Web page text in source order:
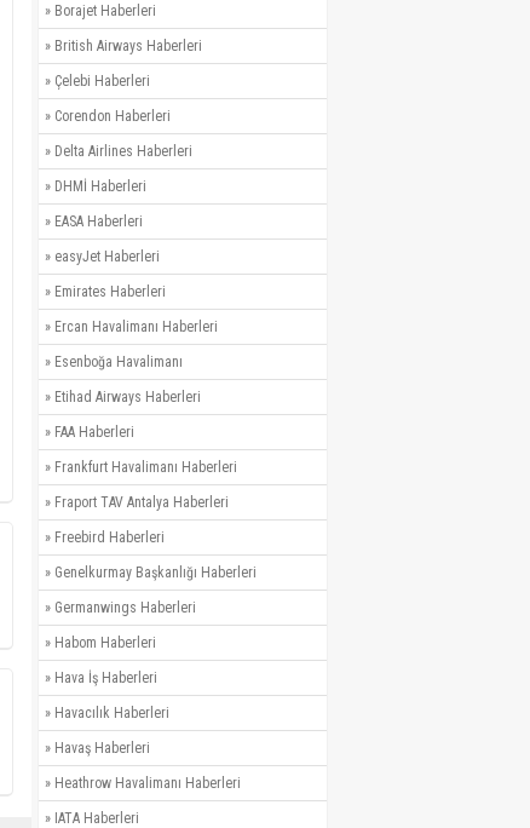
» Borajet Haberleri
» British Airways Haberleri
» Çelebi Haberleri
» Corendon Haberleri
» Delta Airlines Haberleri
» DHMİ Haberleri
» EASA Haberleri
» easyJet Haberleri
» Emirates Haberleri
» Ercan Havalimanı Haberleri
» Esenboğa Havalimanı
» Etihad Airways Haberleri
» FAA Haberleri
» Frankfurt Havalimanı Haberleri
» Fraport TAV Antalya Haberleri
» Freebird Haberleri
» Genelkurmay Başkanlığı Haberleri
» Germanwings Haberleri
» Habom Haberleri
» Hava İş Haberleri
» Havacılık Haberleri
» Havaş Haberleri
» Heathrow Havalimanı Haberleri
» IATA Haberleri